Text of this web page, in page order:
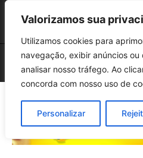
Valorizamos sua
Utilizamos cookies para
navegação, exibir anúncios
analisar nosso tráfego. Ao
concorda com nosso uso de
Personalizar